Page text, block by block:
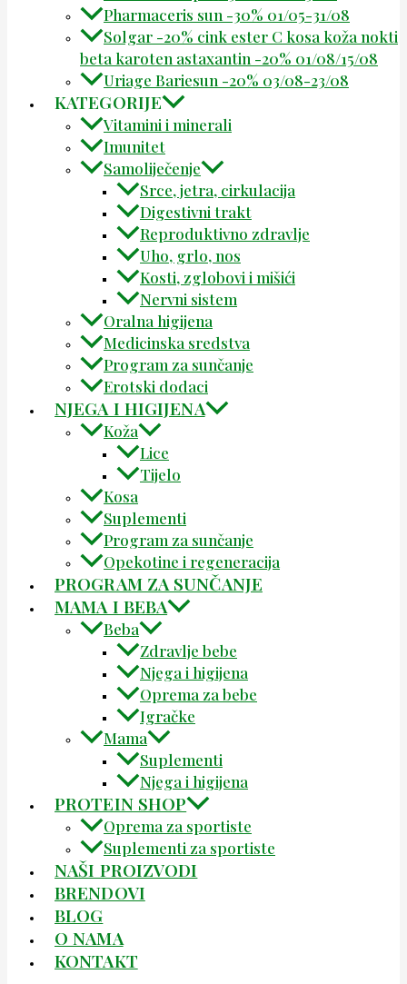
Pharmaceris sun -30% 01/05-31/08
Solgar -20% cink ester C kosa koža nokti
beta karoten astaxantin -20% 01/08/15/08
Uriage Bariesun -20% 03/08-23/08
KATEGORIJE
Vitamini i minerali
Imunitet
Samoliječenje
Srce, jetra, cirkulacija
Digestivni trakt
Reproduktivno zdravlje
Uho, grlo, nos
Kosti, zglobovi i mišići
Nervni sistem
Oralna higijena
Medicinska sredstva
Program za sunčanje
Erotski dodaci
NJEGA I HIGIJENA
Koža
Lice
Tijelo
Kosa
Suplementi
Program za sunčanje
Opekotine i regeneracija
PROGRAM ZA SUNČANJE
MAMA I BEBA
Beba
Zdravlje bebe
Njega i higijena
Oprema za bebe
Igračke
Mama
Suplementi
Njega i higijena
PROTEIN SHOP
Oprema za sportiste
Suplementi za sportiste
NAŠI PROIZVODI
BRENDOVI
BLOG
O NAMA
KONTAKT